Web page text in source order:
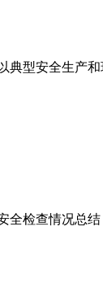
型安全生产
全检查情况总